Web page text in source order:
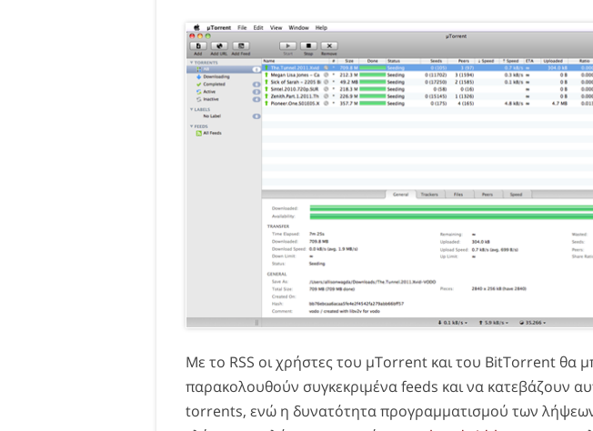
Με το RSS οι χρήστες του μTorrent και του BitTorrent θα
παρακολουθούν συγκεκριμένα feeds και να κατεβάζουν
torrents, ενώ η δυνατότητα προγραμματισμού των λήψεων